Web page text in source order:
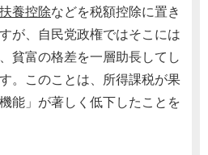
扶養控除などを税額控除に置き
が、自民党政権ではそこには
貧富の格差を一層助長してし
。このことは、所得課税が果
能」が著しく低下したことを